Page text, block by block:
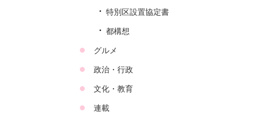
特別区設置協定書
都構想
グルメ
政治・行政
文化・教育
連載